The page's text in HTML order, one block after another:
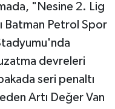
"Nesine 2. Lig
Batman Petrol Spor
devreleri
seri penaltı
Artı Değer Van